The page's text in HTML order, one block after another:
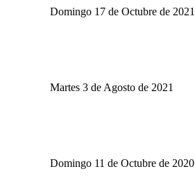
Domingo 17 de Octubre de 2021
Martes 3 de Agosto de 2021
Domingo 11 de Octubre de 2020